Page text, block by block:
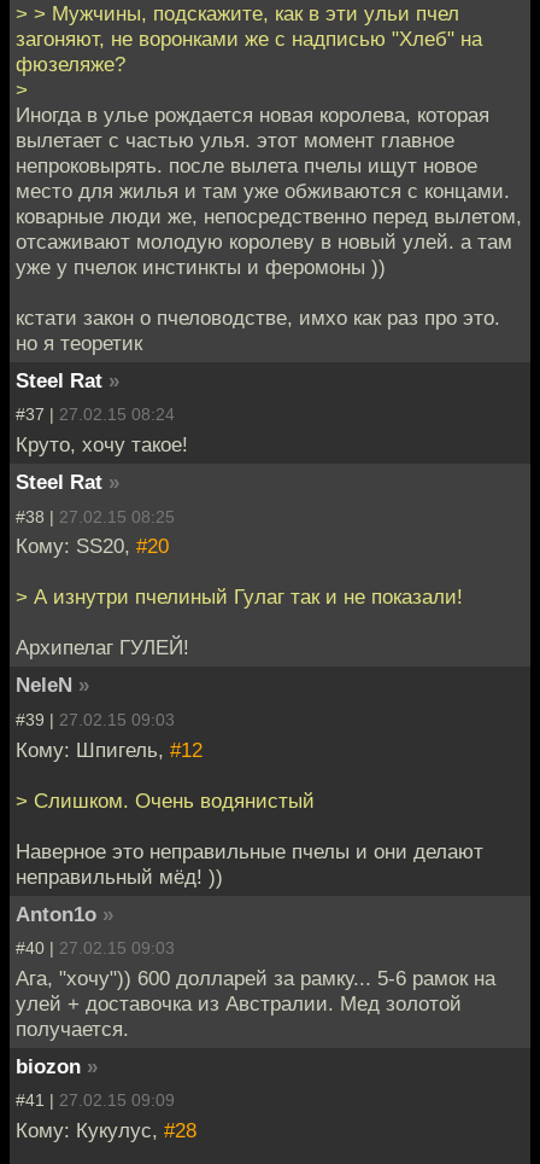
> > Мужчины, подскажите, как в эти ульи пчел
загоняют, не воронками же с надписью "Хлеб" на
фюзеляже?
>
Иногда в улье рождается новая королева, которая
вылетает с частью улья. этот момент главное
непроковырять. после вылета пчелы ищут новое
место для жилья и там уже обживаются с концами.
коварные люди же, непосредственно перед вылетом,
отсаживают молодую королеву в новый улей. а там
уже у пчелок инстинкты и феромоны ))
кстати закон о пчеловодстве, имхо как раз про это.
но я теоретик
Steel Rat »
#37 | 27.02.15 08:24
Круто, хочу такое!
Steel Rat »
#38 | 27.02.15 08:25
Кому: SS20, #20
> А изнутри пчелиный Гулаг так и не показали!
Архипелаг ГУЛЕЙ!
NeleN »
#39 | 27.02.15 09:03
Кому: Шпигель, #12
> Слишком. Очень водянистый
Наверное это неправильные пчелы и они делают
неправильный мёд! ))
Anton1o »
#40 | 27.02.15 09:03
Ага, "хочу")) 600 долларей за рамку... 5-6 рамок на
улей + доставочка из Австралии. Мед золотой
получается.
biozon »
#41 | 27.02.15 09:09
Кому: Кукулус, #28